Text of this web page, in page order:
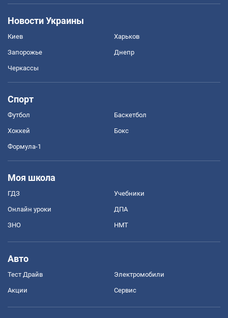
Новости Украины
Киев Харьков
Запорожье Днепр
Черкассы
Спорт
Футбол Баскетбол
Хоккей Бокс
Формула-1
Моя школа
ГДЗ Учебники
Онлайн уроки ДПА
ЗНО НМТ
Авто
Тест Драйв Электромобили
Акции Сервис